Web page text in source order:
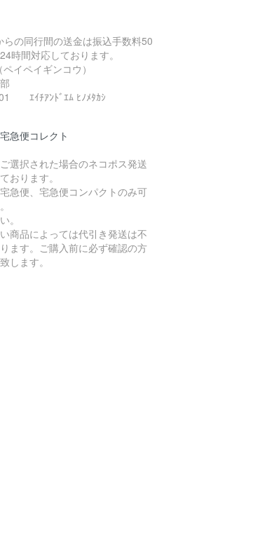
らの同行間の送金は振込手数料50
時間対応しております。
ペイペイギンコウ）
ｴｲﾁｱﾝﾄﾞｴﾑ ﾋﾉﾒﾀｶｼ
急便コレクト
選択された場合のネコポス発送
おります。
急便、宅急便コンパクトのみ可
。
商品によっては代引き発送は不
ます。ご購入前に必ず確認の方
します。